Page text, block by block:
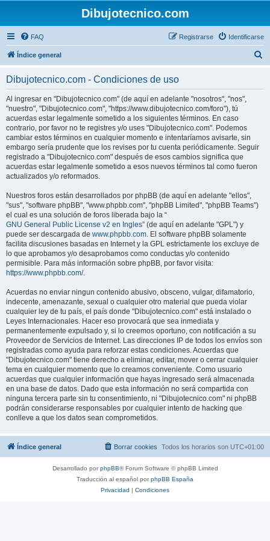
Dibujotecnico.com
FAQ Identificarse
Registrarse
Índice general
Dibujotecnico.com - Condiciones de uso
Al ingresar en "Dibujotecnico.com" (de aquí en adelante "nosotros", "nos",
"nuestro", "Dibujotecnico.com", "https://www.dibujotecnico.com/foro"), tú
acuerdas estar legalmente sometido a los siguientes términos. En caso
contrario, por favor no te registres y/o uses "Dibujotecnico.com". Podemos
cambiar estos términos en cualquier momento e intentaríamos avisarte, sin
embargo sería prudente que los revises por tu cuenta periódicamente. Seguir
registrado a "Dibujotecnico.com" después de esos cambios significa que
acuerdas estar legalmente sometido a esos nuevos términos tal como fueron
actualizados y/o reformados.
Nuestros foros están desarrollados por phpBB (de aquí en adelante "ellos",
"sus", "software phpBB", "www.phpbb.com", "phpBB Limited", "phpBB Teams")
el cual es una solución de foros liberada bajo la “
GNU General Public License v2 en Ingles” (de aquí en adelante "GPL") y
puede ser descargada de www.phpbb.com. El software phpBB solamente
facilita discusiones basadas en Internet y la GPL estrictamente los excluye de
lo que aprobamos y/o desaprobamos como conductas y/o contenido
permisible. Para más información sobre phpBB, por favor visita:
https://www.phpbb.com/.
Acuerdas no enviar ningun contenido abusivo, obsceno, vulgar, difamatorio,
indecente, amenazante, sexual o cualquier otro material que pueda violar
cualquier ley de tu país, el país donde "Dibujotecnico.com" está instalado o
Leyes Internacionales. Hacer eso provocará que sea inmediata y
permanentemente expulsado y, si lo creemos oportuno, con notificación a su
Proveedor de Servicios de Internet. Las direcciones IP de todos los envíos son
registradas como ayuda para reforzar estas condiciones. Acuerdas que
"Dibujotecnico.com" tiene derecho a eliminar, editar, mover o cerrar cualquier
tema en cualquier momento que lo creamos conveniente. Como usuario
acuerdas que cualquier información que hayas ingresado será almacenada
en una base de datos. Dado que esta información no será compartida con
ninguna tercera parte sin tu consentimiento, ni "Dibujotecnico.com" ni phpBB
podrán considerarse responsables por cualquier intento de hacking que
conlleve a que los datos sean comprometidos.
Índice general Todos los horarios son UTC+01:00
Borrar cookies
Desarrollado porphpBB® Forum Software © phpBB Limited
Traducción al español porphpBB España
Privacidad | Condiciones